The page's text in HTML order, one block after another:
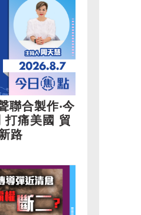
聯合製作‧今
打痛美國 貿
路